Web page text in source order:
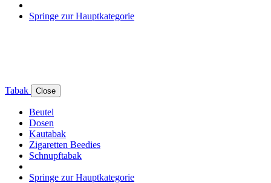
Springe zur Hauptkategorie
Tabak Close
Beutel
Dosen
Kautabak
Zigaretten Beedies
Schnupftabak
Springe zur Hauptkategorie